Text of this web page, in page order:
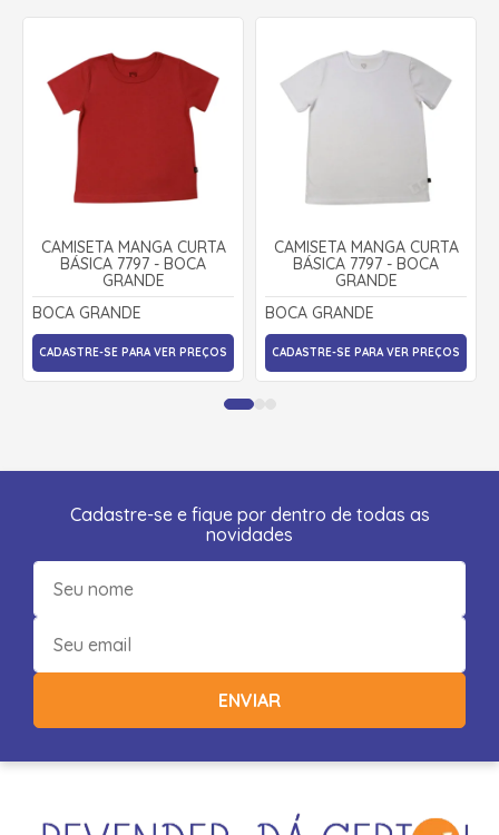
CAMISETA MANGA CURTA
BÁSICA 7797 - BOCA
GRANDE
BOCA GRANDE
CADASTRE-SE PARA VER PREÇOS
CAMISETA MANGA CURTA
BÁSICA 7797 - BOCA
GRANDE
BOCA GRANDE
CADASTRE-SE PARA VER PREÇOS
Cadastre-se e fique por dentro de todas as
novidades
ENVIAR